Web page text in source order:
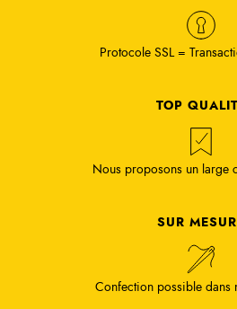
Protocole SSL =
TOP
Nous proposons un large
SUR
Confection possible dans